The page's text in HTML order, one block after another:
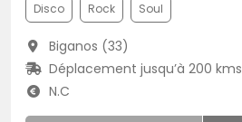
Disco Rock Soul
Biganos (33)
Déplacement jusqu’à 200 kms
N.C